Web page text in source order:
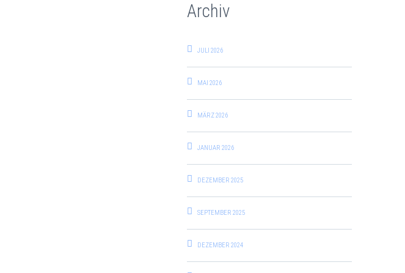
Archiv
JULI 2026
MAI 2026
MÄRZ 2026
JANUAR 2026
DEZEMBER 2025
SEPTEMBER 2025
DEZEMBER 2024